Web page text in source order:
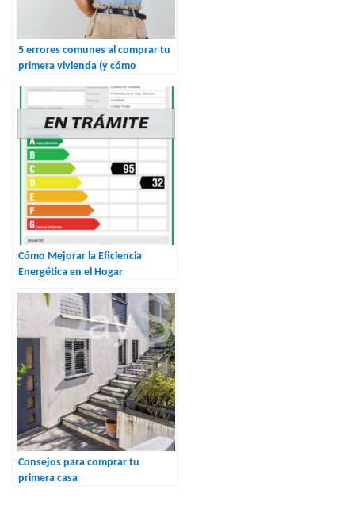
5 errores comunes al comprar tu
primera vivienda (y cómo
Cómo Mejorar la Eficiencia
Energética en el Hogar
Consejos para comprar tu
primera casa